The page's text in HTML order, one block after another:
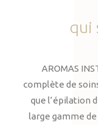
qui
AROMAS
complète de
que l’épilation
large gamme